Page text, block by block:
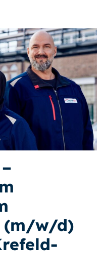
(m/w/d)